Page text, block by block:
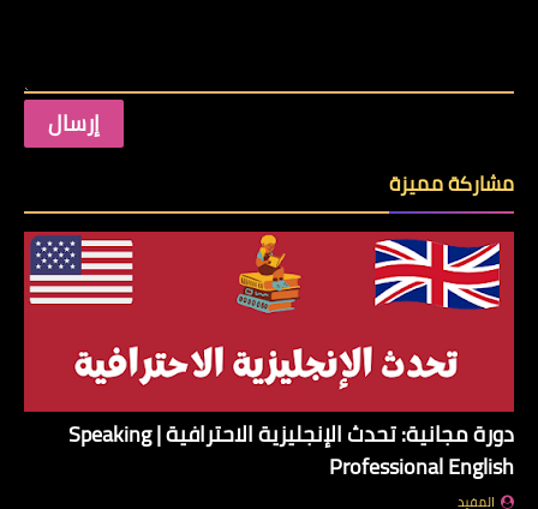
مشاركة مميزة
دورة مجانية: تحدث الإنجليزية الاحترافية | Speaking
Professional English
المفيد